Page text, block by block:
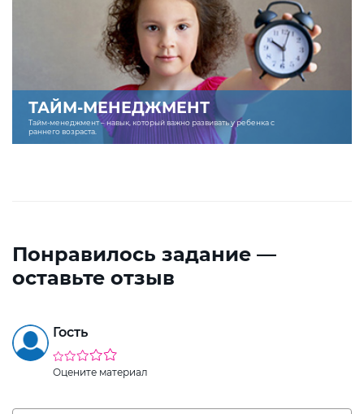
ТАЙМ-МЕНЕДЖМЕНТ
Тайм-менеджмент – навык, который важно развивать у ребенка с
раннего возраста.
Понравилось задание —
оставьте отзыв
Гость
Оцените материал